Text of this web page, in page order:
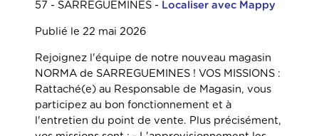
57 - SARREGUEMINES- Localiser avec Mappy
Publié le 22 mai 2026
Rejoignez l'équipe de notre nouveau magasin
NORMA de SARREGUEMINES ! VOS MISSIONS :
Rattaché(e) au Responsable de Magasin, vous
participez au bon fonctionnement et à
l'entretien du point de vente. Plus précisément,